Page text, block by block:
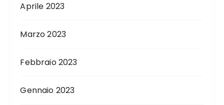
Aprile 2023
Marzo 2023
Febbraio 2023
Gennaio 2023